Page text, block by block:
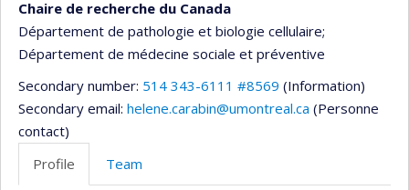
Chaire de recherche du Canada
Département de pathologie et biologie cellulaire;
Département de médecine sociale et préventive
Secondary number: 514 343-6111 #8569 (Information)
Secondary email: helene.carabin@umontreal.ca (Personne
contact)
Profile
Team